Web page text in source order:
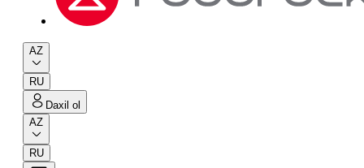
AZ
RU
Daxil ol
AZ
RU